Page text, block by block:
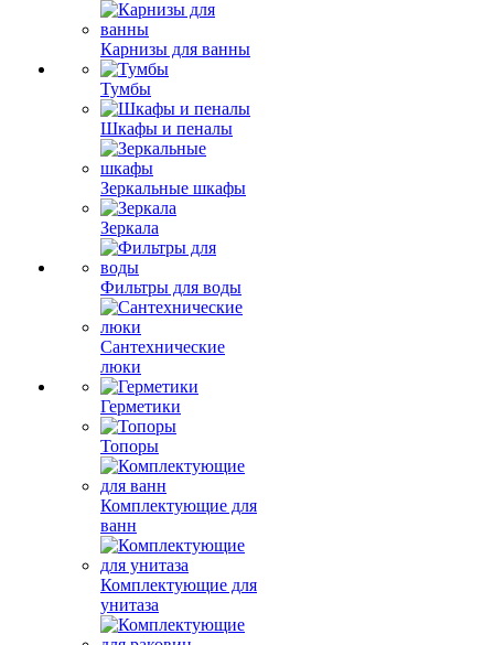
Карнизы для ванны
Тумбы
Шкафы и пеналы
Зеркальные шкафы
Зеркала
Фильтры для воды
Сантехнические
люки
Герметики
Топоры
Комплектующие для
ванн
Комплектующие для
унитаза